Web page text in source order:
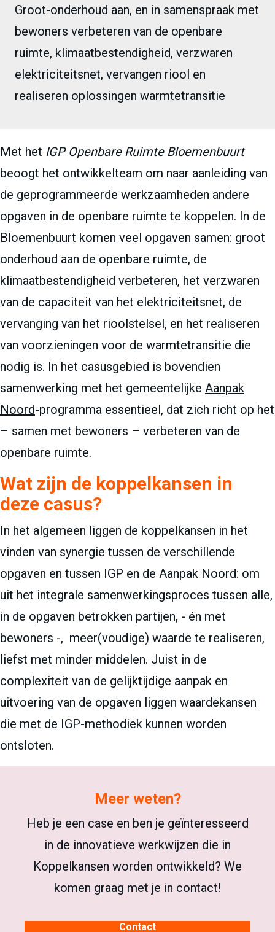
Groot-onderhoud aan, en in samenspraak met
bewoners verbeteren van de openbare
ruimte, klimaatbestendigheid, verzwaren
elektriciteitsnet, vervangen riool en
realiseren oplossingen warmtetransitie
Met het IGP Openbare Ruimte Bloemenbuurt
beoogt het ontwikkelteam om naar aanleiding van
de geprogrammeerde werkzaamheden andere
opgaven in de openbare ruimte te koppelen. In de
Bloemenbuurt komen veel opgaven samen: groot
onderhoud aan de openbare ruimte, de
klimaatbestendigheid verbeteren, het verzwaren
van de capaciteit van het elektriciteitsnet, de
vervanging van het rioolstelsel, en het realiseren
van voorzieningen voor de warmtetransitie die
nodig is. In het casusgebied is bovendien
samenwerking met het gemeentelijke Aanpak
Noord-programma essentieel, dat zich richt op het
– samen met bewoners – verbeteren van de
openbare ruimte.
Wat zijn de koppelkansen in
deze casus?
In het algemeen liggen de koppelkansen in het
vinden van synergie tussen de verschillende
opgaven en tussen IGP en de Aanpak Noord: om
uit het integrale samenwerkingsproces tussen alle,
in de opgaven betrokken partijen, - én met
bewoners -, meer(voudige) waarde te realiseren,
liefst met minder middelen. Juist in de
complexiteit van de gelijktijdige aanpak en
uitvoering van de opgaven liggen waardekansen
die met de IGP-methodiek kunnen worden
ontsloten.
Meer weten?
Heb je een case en ben je geïnteresseerd
in de innovatieve werkwijzen die in
Koppelkansen worden ontwikkeld? We
komen graag met je in contact!
Contact